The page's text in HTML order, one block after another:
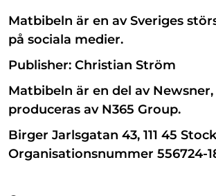
Matbibeln är en av Sveriges
på sociala medier.
Publisher: Christian Ström
Matbibeln är en del av Newsner,
produceras av N365 Group.
Birger Jarlsgatan 43, 111 45
Organisationsnummer 556724-